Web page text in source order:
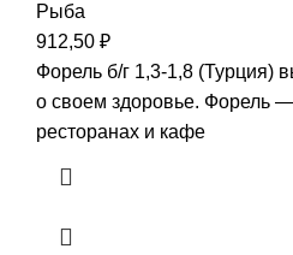
Рыба
912,50 ₽
Форель б/г 1,3-1,8 (Турция)
о своем здоровье. Форель
ресторанах и кафе